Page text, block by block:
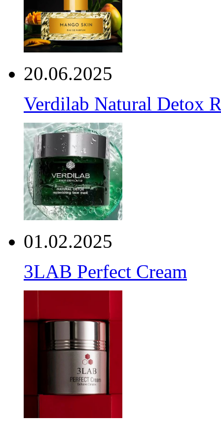
20.06.2025
Verdilab Natural Detox
01.02.2025
3LAB Perfect Cream